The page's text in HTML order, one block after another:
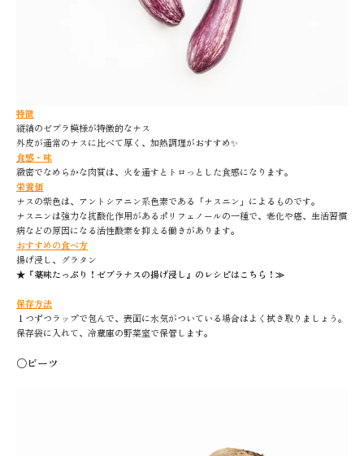
特徴
縦縞のゼブラ模様が特徴的なナス
外皮が通常のナスに比べて厚く、加熱調理がおすすめ✨
食感・味
緻密でなめらかな肉質は、火を通すとトロっとした食感になります。
栄養価
ナスの紫色は、アントシアニン系色素である「ナスニン」によるものです。
ナスニンは強力な抗酸化作用があるポリフェノールの一種で、老化や癌、生活習慣
病などの原因になる活性酸素を抑える働きがあります。
おすすめの食べ方
揚げ浸し、グラタン
★ 『薬味たっぷり！ゼブラナスの揚げ浸し』のレシピはこちら！≫
保存方法
１つずつラップで包んで、表面に水気がついている場合はよく拭き取りましょう。
保存袋に入れて、冷蔵庫の野菜室で保管します。
〇ビーツ